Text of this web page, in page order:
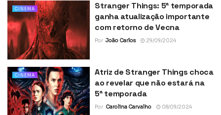
CINEMA
Stranger Things: 5ª temporada
ganha atualização importante
com retorno de Vecna
Por João Carlos 29/09/2024
CINEMA
Atriz de Stranger Things choca
ao revelar que não estará na
5ª temporada
Por Carolina Carvalho 08/09/2024